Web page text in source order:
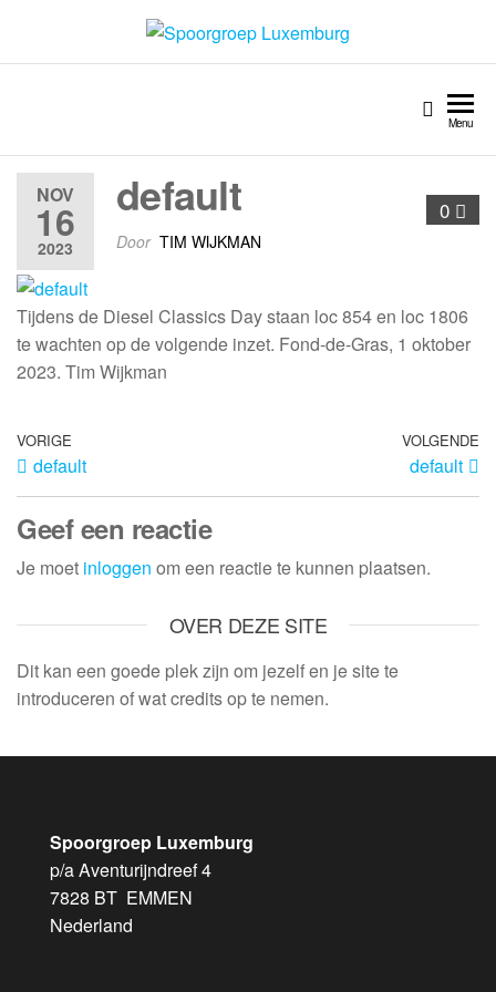
Spoorgroep Luxemburg
Menu
NOV
16
2023
0
default
Door TIM WIJKMAN
Tijdens de Diesel Classics Day staan loc 854 en loc 1806
te wachten op de volgende inzet. Fond-de-Gras, 1 oktober
2023. Tim Wijkman
VORIGE
default
VOLGENDE
default
Geef een reactie
Je moet inloggen om een reactie te kunnen plaatsen.
OVER DEZE SITE
Dit kan een goede plek zijn om jezelf en je site te
introduceren of wat credits op te nemen.
Spoorgroep Luxemburg
p/a Aventurijndreef 4
7828 BT EMMEN
Nederland